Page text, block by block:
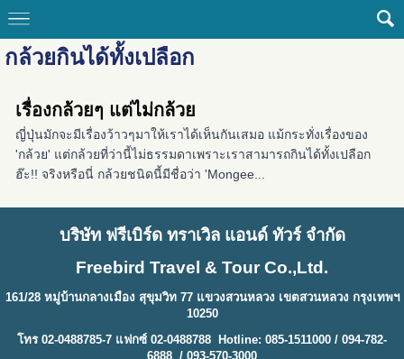
กล้วยกินได้ทั้งเปลือก
เรื่องกล้วยๆ แต่ไม่กล้วย
ญี่ปุ่นมักจะมีเรื่องว้าวๆมาให้เราได้เห็นกันเสมอ แม้กระทั่งเรื่องของ
'กล้วย' แต่กล้วยที่ว่านี้ไม่ธรรมดาเพราะเราสามารถกินได้ทั้งเปลือก
ฮ๊ะ!! จริงหรือนี่ กล้วยชนิดนี้มีชื่อว่า 'Mongee...
บริษัท ฟรีเบิร์ด ทราเวิล แอนด์ ทัวร์ จำกัด
Freebird Travel & Tour Co.,Ltd.
161/28 หมู่บ้านกลางเมือง สุขุมวิท 77 แขวงสวนหลวง เขตสวนหลวง กรุงเทพฯ
10250
โทร 02-0488785-7 แฟกซ์ 02-0488788 Hotline: 085-1511000 / 094-782-
6888 / 093-570-3000